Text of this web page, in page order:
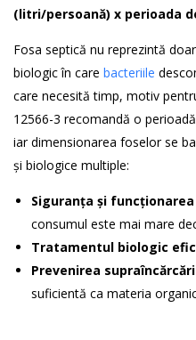
(litri/persoană) x perioada
Fosa septică nu reprezintă
biologic în care bacteriile
care necesită timp, motiv
12566-3 recomandă o
iar dimensionarea foselor se
și biologice multiple:
Siguranța și
consumul este mai mare
Tratamentul biologic
Prevenirea supra
suficientă ca materia